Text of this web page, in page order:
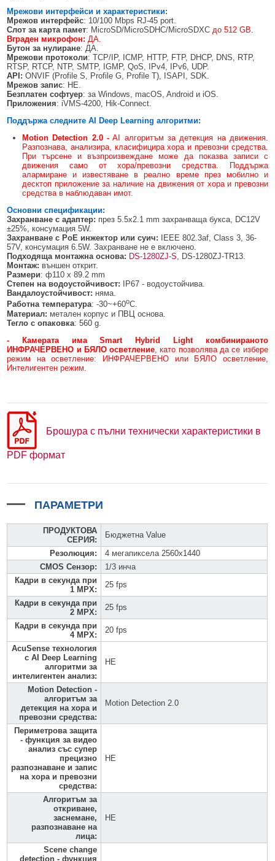
Мрежови интерфейси и характеристики:
Мрежов интерфейс: 10/100 Mbps RJ-45 port.
Слот за карта памет: MicroSD/MicroSDHC/MicroSDXC до 512 GB.
Вграден микрофон: ДА.
Бутон за нулиране: ДА.
Мрежови протоколи: TCP/IP, ICMP, HTTP, FTP, DHCP, DNS, RTP,
RTSP, RTCP, NTP, SMTP, IGMP, QoS, IPv4, IPv6, UDP.
API: ONVIF (Profile S, Profile G, Profile T), ISAPI, SDK.
Мрежов запис: НЕ.
Безплатен софтуер: за Windows, macOS, Android и iOS.
Приложения: iVMS-4200, Hik-Connect.
Поддържа следните AI
Deep Learning алгоритми:
Motion Detection 2.0 - AI алгоритъм за детекция на движения.
Разпознава, анализира, класифицира хора и превозни средства.
При търсене и възпроизвеждане може да показва записи с
движения само от хора/превозни средства. Поддържа
алармиране и известяване в реално време през мобилно и
десктоп приложение за наличие на движения от хора и превозни
средства в наблюдаван имот.
Основни спецификации:
Захранване с адаптер: през 5.5x2.1 mm захранваща букса, DC12V
±25%, консумация 5W.
Захранване с PoE инжектор или суич: IEEE 802.3af, Class 3, 36-
57V, консумация 6.5W. Захранване не е включено.
Подходяща монтажна основа: DS-1280ZJ-S, DS-1280ZJ-TR13.
Монтаж: външен открит.
Размери: ф110 x 89.2 mm
Степен на водоустойчивост: IP67 - водоустойчива.
Вандалоустойчивост: няма.
Работна температура: -30~+60оC.
Материал: метален корпус и ПВЦ основа.
Тегло с опаковка: 560 g.
- Камерата има Smart Hybrid Light комбинираното
ИНФРАЧЕРВЕНО и БЯЛО осветление , като позволява да се избере
режим на осветление: ИНФРАЧЕРВЕНО или БЯЛО осветление,
Интелигентен режим.
Брошура с пълни технически характеристики в
PDF формат
ПАРАМЕТРИ
ПРОДУКТОВА
СЕРИЯ:
Бюджетна Value
Резолюция:
4 мегапиксела 2560x1440
CMOS Сензор:
1/3 инча
Кадри в секунда при
1 MPX:
25 fps
Кадри в секунда при
2 MPX:
25 fps
Кадри в секунда при
4 MPX:
20 fps
AcuSense технология
с AI Deep Learning
алгоритми за
интелигентен анализ:
НЕ
Motion Detection -
алгоритъм за
детекция на хора и
превозни средства:
Motion Detection 2.0
Периметрова защита
- функция за видео
анализ със супер
прецизно
разпознаване и запис
на хора и превозни
средства:
НЕ
Алгоритъм за
откриване,
заснемане,
разпознаване на
лица:
НЕ
Scene change
detection - функция